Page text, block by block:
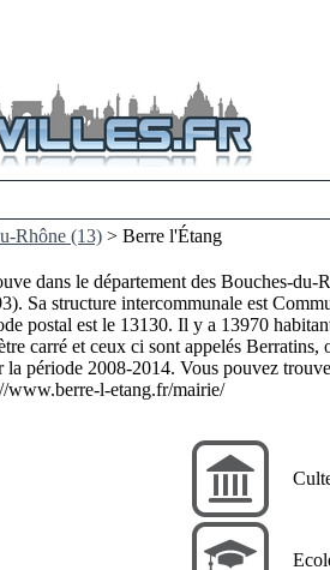
Rhône (13) > Berre l'Étang
dans le département des Bouches-du-
Sa structure intercommunale est
postal est le 13130. Il y a 13970
carré et ceux ci sont appelés Berratins,
période 2008-2014. Vous pouvez
www.berre-l-etang.fr/mairie/